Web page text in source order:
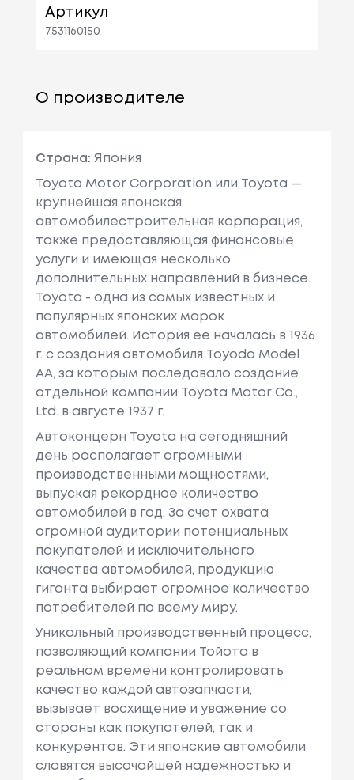
Артикул
7531160150
О производителе
Страна: Япония
Toyota Motor Corporation или Toyota —
крупнейшая японская
автомобилестроительная корпорация,
также предоставляющая финансовые
услуги и имеющая несколько
дополнительных направлений в бизнесе.
Toyota - одна из самых известных и
популярных японских марок
автомобилей. История ее началась в 1936
г. с создания автомобиля Toyoda Model
AA, за которым последовало создание
отдельной компании Toyota Motor Co.,
Ltd. в августе 1937 г.
Автоконцерн Toyota на сегодняшний
день располагает огромными
производственными мощностями,
выпуская рекордное количество
автомобилей в год. За счет охвата
огромной аудитории потенциальных
покупателей и исключительного
качества автомобилей, продукцию
гиганта выбирает огромное количество
потребителей по всему миру.
Уникальный производственный процесс,
позволяющий компании Тойота в
реальном времени контролировать
качество каждой автозапчасти,
вызывает восхищение и уважение со
стороны как покупателей, так и
конкурентов. Эти японские автомобили
славятся высочайшей надежностью и